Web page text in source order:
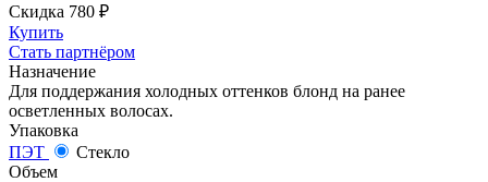
Скидка 780 ₽
Купить
Стать партнёром
Назначение
Для поддержания холодных оттенков блонд на ранее
осветленных волосах.
Упаковка
ПЭТ
Стекло
Объем